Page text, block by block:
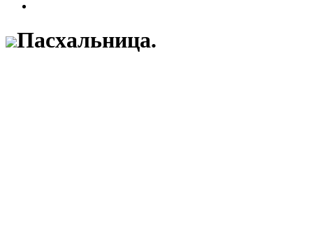
Пасхальница.